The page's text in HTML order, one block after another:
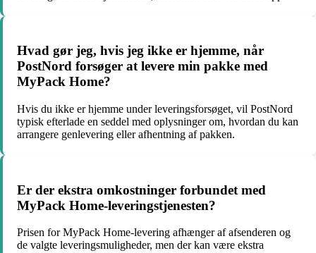
Hvad gør jeg, hvis jeg ikke er hjemme, når
PostNord forsøger at levere min pakke med
MyPack Home?
Hvis du ikke er hjemme under leveringsforsøget, vil PostNord
typisk efterlade en seddel med oplysninger om, hvordan du kan
arrangere genlevering eller afhentning af pakken.
Er der ekstra omkostninger forbundet med
MyPack Home-leveringstjenesten?
Prisen for MyPack Home-levering afhænger af afsenderen og
de valgte leveringsmuligheder, men der kan være ekstra